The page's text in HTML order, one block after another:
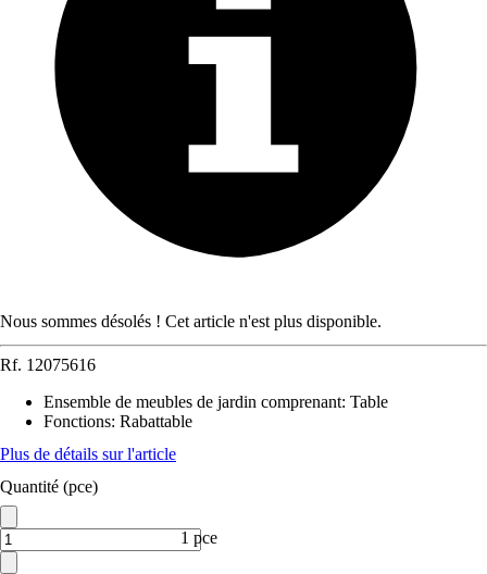
Nous sommes désolés ! Cet article n'est plus disponible.
Rf. 12075616
Ensemble de meubles de jardin comprenant: Table
Fonctions: Rabattable
Plus de détails sur l'article
Quantité (pce)
1 pce